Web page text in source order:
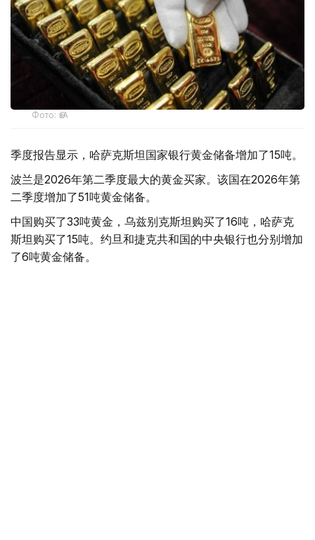
Фото: ӨзА
季度报告显示，哈萨克斯坦国家银行黄金储备增加了15吨。
波兰是2026年第二季度最大的黄金买家。该国在2026年第
二季度增加了51吨黄金储备。
中国购买了33吨黄金，乌兹别克斯坦购买了16吨，哈萨克
斯坦购买了15吨。约旦和捷克共和国的中央银行也分别增加
了6吨黄金储备。